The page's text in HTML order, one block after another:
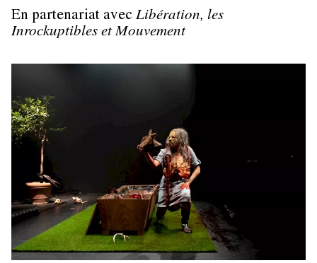
En partenariat avec Libération, les
Inrockuptibles et Mouvement